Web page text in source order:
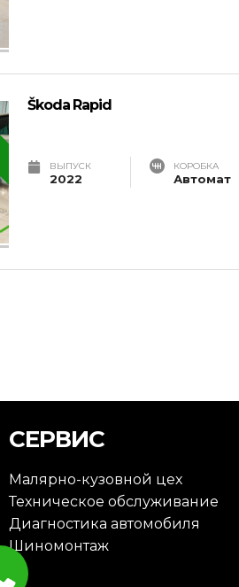
Škoda Rapid
ВЫПУСК
2022
КОРОБКА
Автомат
СЕРВИС
Малярно-кузовной цех
Техническое обслуживание
Диагностика автомобиля
Шиномонтаж